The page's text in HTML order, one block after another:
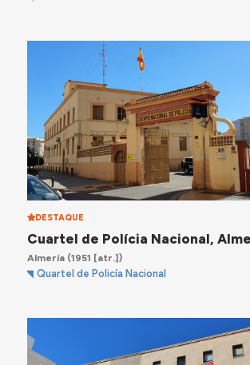
DESTAQUE
Cuartel de Polícia Nacional,
Almería(1951 [atr.])
Quartel de Policía Nacional